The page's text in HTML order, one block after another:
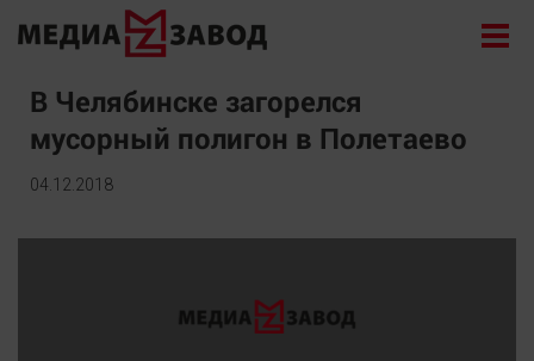
Новости
Экономика
Происшествия
В Челябинске загорелся
мусорный полигон в Полетаево
04.12.2018